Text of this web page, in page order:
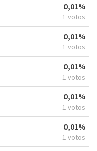
0,01%
1 votos
0,01%
1 votos
0,01%
1 votos
0,01%
1 votos
0,01%
1 votos